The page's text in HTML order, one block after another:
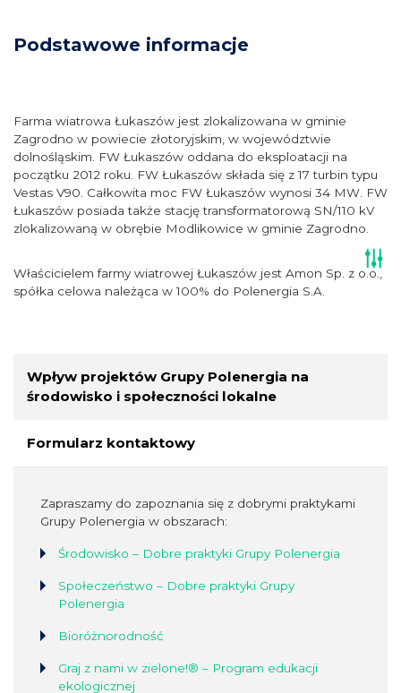
Podstawowe informacje
Farma wiatrowa Łukaszów jest zlokalizowana w gminie
Zagrodno w powiecie złotoryjskim, w województwie
dolnośląskim. FW Łukaszów oddana do eksploatacji na
początku 2012 roku. FW Łukaszów składa się z 17 turbin typu
Vestas V90. Całkowita moc FW Łukaszów wynosi 34 MW. FW
Łukaszów posiada także stację transformatorową SN/110 kV
zlokalizowaną w obrębie Modlikowice w gminie Zagrodno.
Właścicielem farmy wiatrowej Łukaszów jest Amon Sp. z o.o.,
spółka celowa należąca w 100% do Polenergia S.A.
Wpływ projektów Grupy Polenergia na
środowisko i społeczności lokalne
Formularz kontaktowy
Zapraszamy do zapoznania się z dobrymi praktykami
Grupy Polenergia w obszarach:
Środowisko – Dobre praktyki Grupy Polenergia
Społeczeństwo – Dobre praktyki Grupy
Polenergia
Bioróżnorodność
Graj z nami w zielone!® – Program edukacji
ekologicznej